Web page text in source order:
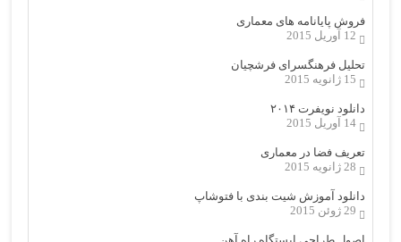
فروش پایانامه های معماری
12 آوریل 2015
تحلیل فرهنگسرای فرشچیان
15 ژانویه 2015
دانلود نویفرت ۲۰۱۴
14 آوریل 2015
تعریف فضا در معماری
28 ژانویه 2015
دانلود آموزش شیت بندی با فتوشاپ
29 ژوئن 2015